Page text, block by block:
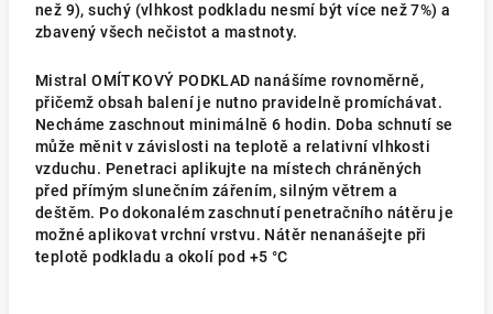
než 9), suchý (vlhkost podkladu nesmí být více než 7%) a
zbavený všech nečistot a mastnoty.
Mistral OMÍTKOVÝ PODKLAD nanášíme rovnoměrně,
přičemž obsah balení je nutno pravidelně promíchávat.
Necháme zaschnout minimálně 6 hodin. Doba schnutí se
může měnit v závislosti na teplotě a relativní vlhkosti
vzduchu. Penetraci aplikujte na místech chráněných
před přímým slunečním zářením, silným větrem a
deštěm. Po dokonalém zaschnutí penetračního nátěru je
možné aplikovat vrchní vrstvu. Nátěr nenanášejte při
teplotě podkladu a okolí pod +5 °C